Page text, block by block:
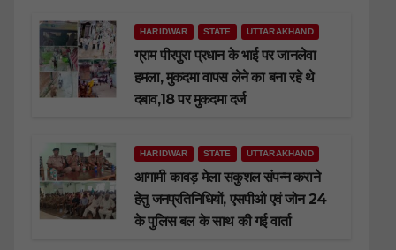
HARIDWAR STATE UTTARAKHAND
ग्राम पीरपुरा प्रधान के भाई पर जानलेवा
हमला, मुकदमा वापस लेने का बना रहे थे
दबाव,18 पर मुकदमा दर्ज
HARIDWAR STATE UTTARAKHAND
आगामी कावड़ मेला सकुशल संपन्न कराने
हेतु जनप्रतिनिधियों, एसपीओ एवं जोन 24
के पुलिस बल के साथ की गई वार्ता